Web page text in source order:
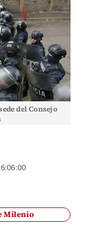
del Consejo
Milenio